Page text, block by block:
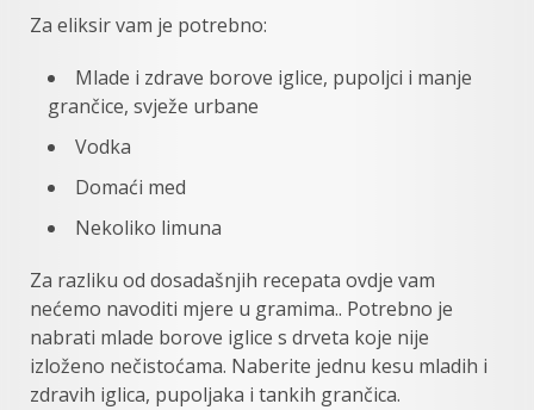
Za eliksir vam je potrebno:
Mlade i zdrave borove iglice, pupoljci i manje
grančice, svježe urbane
Vodka
Domaći med
Nekoliko limuna
Za razliku od dosadašnjih recepata ovdje vam
nećemo navoditi mjere u gramima.. Potrebno je
nabrati mlade borove iglice s drveta koje nije
izloženo nečistoćama. Naberite jednu kesu mladih i
zdravih iglica, pupoljaka i tankih grančica.